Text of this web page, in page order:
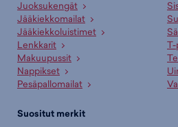
Juoksukengät
Jääkiekkomailat
Jääkiekkoluistimet
Lenkkarit
Makuupussit
Nappikset
Pesäpallomailat
Suositut merkit